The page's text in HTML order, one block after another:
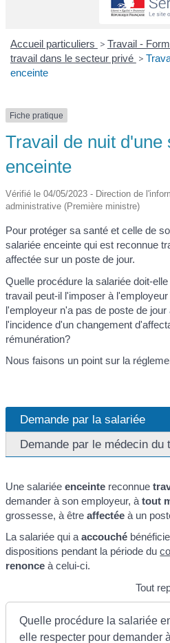
Accueil particuliers > Travail -
travail dans le secteur privé >
enceinte
Fiche pratique
Travail de nuit d'une
enceinte
Vérifié le 04/05/2023 - Direction de
administrative (Première ministre)
Pour protéger sa santé et celle de
salariée enceinte qui est reconnue
affectée sur un poste de jour.
Quelle procédure la salariée doit-
travail peut-il l'imposer à
l'employeur n'a pas de poste de
l'incidence d'un changement
rémunération?
Nous faisons un point sur la
Demande par la salariée
Demande par le médecin du
Une salariéeenceinte reconnue
demander à son employeur, àtout
grossesse, à êtreaffectée à un
La salariée qui aaccouché
dispositions pendant la période du
renonce à celui-ci.
Tout
Quelle procédure la salariée
elle respecter pour demander